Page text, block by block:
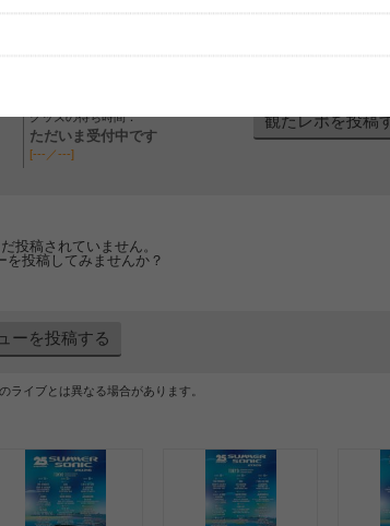
グッズの待ち時間：
ただいま受付中です
[---／---]
観たレポを投稿
投稿されていません。
を投稿してみませんか？
ーを投稿する
イブとは異なる場合があります。